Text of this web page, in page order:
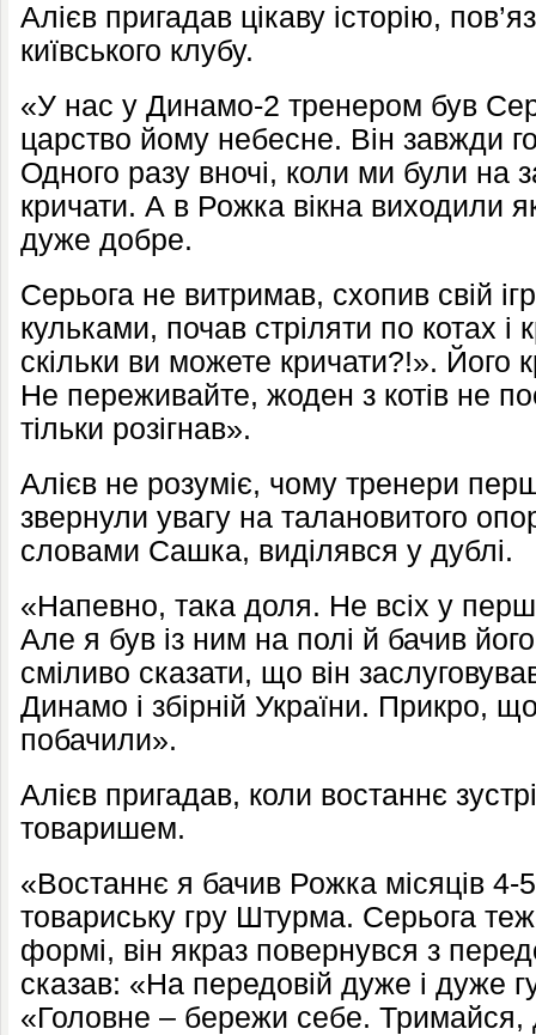
Алієв пригадав цікаву історію,
київського клубу.
«У нас у Динамо-2 тренером був
царство йому небесне. Він завжди
Одного разу вночі, коли ми були на
кричати. А в Рожка вікна виходили
дуже добре.
Серьога не витримав, схопив свій
кульками, почав стріляти по котах
скільки ви можете кричати?!». Його
Не переживайте, жоден з котів не
тільки розігнав».
Алієв не розуміє, чому тренери
звернули увагу на талановитого
словами Сашка, виділявся у дублі.
«Напевно, така доля. Не всіх у
Але я був із ним на полі й бачив
сміливо сказати, що він
Динамо і збірній України. Прикро,
побачили».
Алієв пригадав, коли востаннє
товаришем.
«Востаннє я бачив Рожка місяців 4-
товариську гру Штурма. Серьога теж
формі, він якраз повернувся з
сказав: «На передовій дуже і дуже
«Головне – бережи себе. Тримайся,